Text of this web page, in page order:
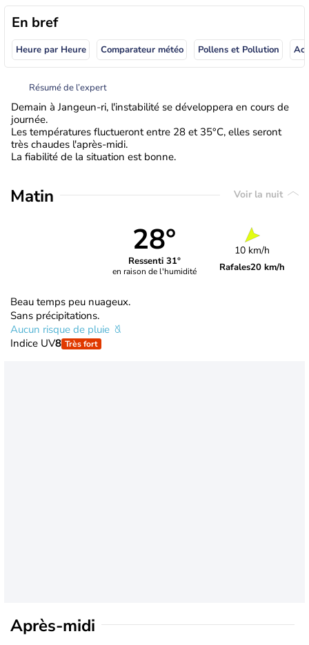
En bref
Heure par Heure Comparateur météo Pollens et Pollution
Résumé de l’expert
Demain à Jangeun-ri, l'instabilité se développera en cours de
journée.
Les températures fluctueront entre 28 et 35°C, elles seront
très chaudes l'après-midi.
La fiabilité de la situation est bonne.
Matin Voir la nuit
28°
Ressenti 31°
en raison de l'humidité
10 km/h
Rafales20 km/h
Beau temps peu nuageux.
Sans précipitations.
Aucun risque de pluie
Indice UV8 Très fort
Après-midi